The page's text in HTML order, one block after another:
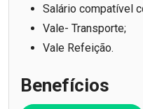
Salário compatível
Vale- Transporte;
Vale Refeição.
Benefícios